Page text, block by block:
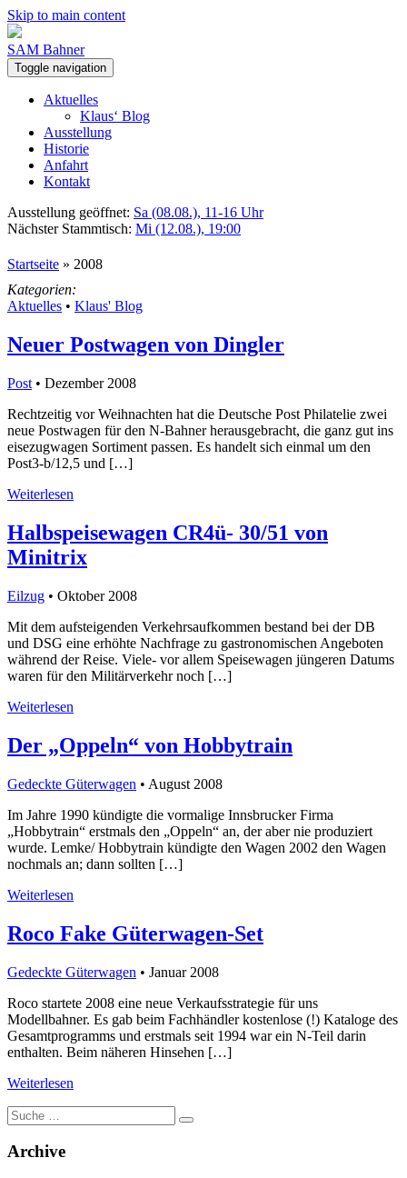
Skip to main content
SAM Bahner
Toggle navigation
Aktuelles
Klaus‘ Blog
Ausstellung
Historie
Anfahrt
Kontakt
Ausstellung geöffnet: Sa (08.08.), 11-16 Uhr
Nächster Stammtisch: Mi (12.08.), 19:00
Startseite » 2008
Kategorien:
Aktuelles • Klaus' Blog
Neuer Postwagen von Dingler
Post • Dezember 2008
Rechtzeitig vor Weihnachten hat die Deutsche Post Philatelie zwei
neue Postwagen für den N-Bahner herausgebracht, die ganz gut ins
eisezugwagen Sortiment passen. Es handelt sich einmal um den
Post3-b/12,5 und […]
Weiterlesen
Halbspeisewagen CR4ü- 30/51 von
Minitrix
Eilzug • Oktober 2008
Mit dem aufsteigenden Verkehrsaufkommen bestand bei der DB
und DSG eine erhöhte Nachfrage zu gastronomischen Angeboten
während der Reise. Viele- vor allem Speisewagen jüngeren Datums
waren für den Militärverkehr noch […]
Weiterlesen
Der „Oppeln“ von Hobbytrain
Gedeckte Güterwagen • August 2008
Im Jahre 1990 kündigte die vormalige Innsbrucker Firma
„Hobbytrain“ erstmals den „Oppeln“ an, der aber nie produziert
wurde. Lemke/ Hobbytrain kündigte den Wagen 2002 den Wagen
nochmals an; dann sollten […]
Weiterlesen
Roco Fake Güterwagen-Set
Gedeckte Güterwagen • Januar 2008
Roco startete 2008 eine neue Verkaufsstrategie für uns
Modellbahner. Es gab beim Fachhändler kostenlose (!) Kataloge des
Gesamtprogramms und erstmals seit 1994 war ein N-Teil darin
enthalten. Beim näheren Hinsehen […]
Weiterlesen
Suche
nach:
Archive